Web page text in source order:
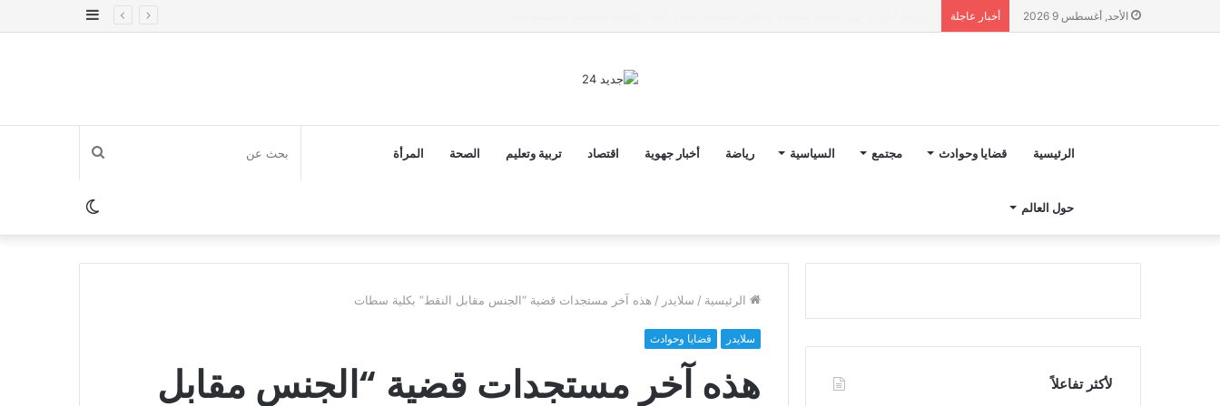
الأحد, أغسطس 9 2026 أخبار عاجلة
إضافة
الرئيسية قضايا وحوادث مجتمع السياسية رياضة أخبار جهوية اقتصاد تربية وتعليم الصحة المرأة
حول العالم
بحث
عنالوضع
المظلم
الرئيسية / سلايدر / هذه آخر مستجدات قضية “الجنس مقابل النقط” بكلية سطات
سلايدر قضايا وحوادث
هذه آخر مستجدات قضية “الجنس مقابل
لأكثر تفاعلاً